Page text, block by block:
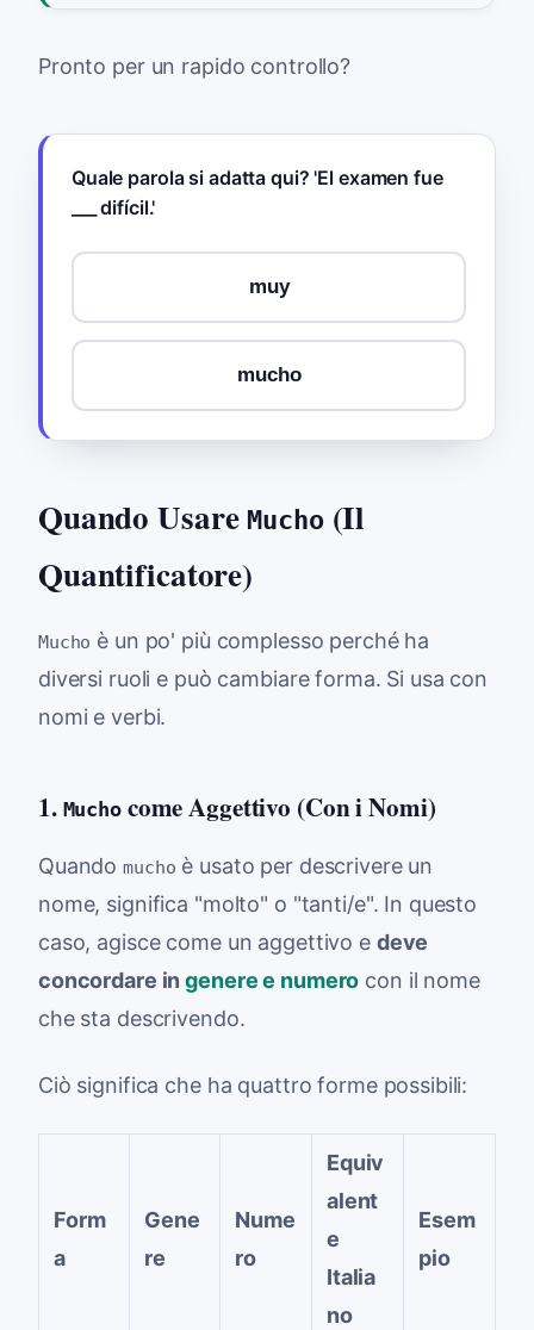
Pronto per un rapido controllo?
Quale parola si adatta qui? 'El examen fue
___ difícil.'
muy
mucho
Quando Usare Mucho(Il
Quantificatore)
Mucho è un po' più complesso perché ha
diversi ruoli e può cambiare forma. Si usa con
nomi e verbi.
1. Mucho come Aggettivo (Con i Nomi)
Quandomucho è usato per descrivere un
nome, significa "molto" o "tanti/e". In questo
caso, agisce come un aggettivo e deve
concordare ingenere e numero con il nome
che sta descrivendo.
Ciò significa che ha quattro forme possibili:
Form
a
Gene
re
Nume
ro
Equiv
alent
e
Italia
no
Esem
pio